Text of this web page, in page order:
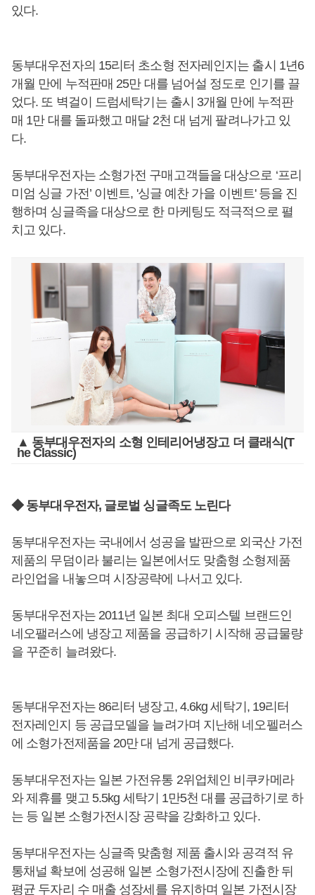
있다.
동부대우전자의 15리터 초소형 전자레인지는 출시 1년6
개월 만에 누적판매 25만 대를 넘어설 정도로 인기를 끌
었다. 또 벽걸이 드럼세탁기는 출시 3개월 만에 누적판
매 1만 대를 돌파했고 매달 2천 대 넘게 팔려나가고 있
다.
동부대우전자는 소형가전 구매고객들을 대상으로 ‘프리
미엄 싱글 가전’ 이벤트, '싱글 예찬 가을 이벤트' 등을 진
행하며 싱글족을 대상으로 한 마케팅도 적극적으로 펼
치고 있다.
▲ 동부대우전자의 소형 인테리어냉장고 더 클래식(T
he Classic)
◆ 동부대우전자, 글로벌 싱글족도 노린다
동부대우전자는 국내에서 성공을 발판으로 외국산 가전
제품의 무덤이라 불리는 일본에서도 맞춤형 소형제품
라인업을 내놓으며 시장공략에 나서고 있다.
동부대우전자는 2011년 일본 최대 오피스텔 브랜드인
네오팰러스에 냉장고 제품을 공급하기 시작해 공급물량
을 꾸준히 늘려왔다.
동부대우전자는 86리터 냉장고, 4.6kg 세탁기, 19리터
전자레인지 등 공급모델을 늘려가며 지난해 네오펠러스
에 소형가전제품을 20만 대 넘게 공급했다.
동부대우전자는 일본 가전유통 2위업체인 비쿠카메라
와 제휴를 맺고 5.5kg 세탁기 1만5천 대를 공급하기로 하
는 등 일본 소형가전시장 공략을 강화하고 있다.
동부대우전자는 싱글족 맞춤형 제품 출시와 공격적 유
통채널 확보에 성공해 일본 소형가전시장에 진출한 뒤
평균 두자리 수 매출 성장세를 유지하며 일본 가전시장